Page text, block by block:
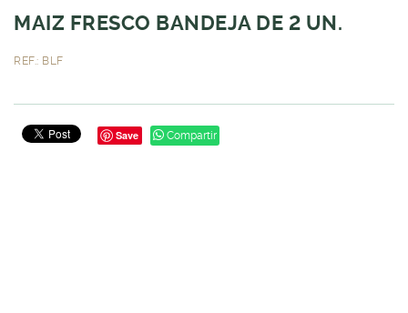
MAIZ FRESCO BANDEJA DE 2 UN.
REF.: BLF
Save Compartir